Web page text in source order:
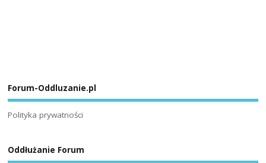
Forum-Oddluzanie.pl
Polityka prywatności
Oddłużanie Forum